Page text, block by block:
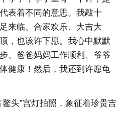
表着不同的意思。我敲十
来临、合家欢乐、大吉大
，也该许下愿。我心中默默
、爸爸妈妈工作顺利、爷爷
健康！然后，我还到许愿龟
头”宫灯拍照，象征着珍贵吉